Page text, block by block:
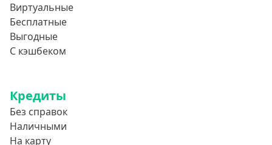
Виртуальные
Бесплатные
Выгодные
С кэшбеком
Кредиты
Без справок
Наличными
На карту